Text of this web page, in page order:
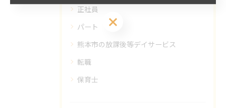
正社員
パート
熊本市の放課後等デイサービス
転職
保育士
お気軽にお問い合わせください